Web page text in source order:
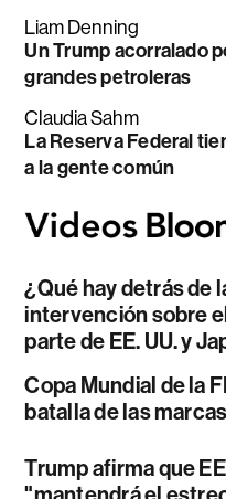
Liam Denning
Un Trump acorralado
grandes petroleras
Claudia Sahm
La Reserva Federal
a la gente común
¿Qué hay detrás de
intervención sobre
parte de EE. UU. y
Copa Mundial de la
batalla de las marcas
Trump afirma que